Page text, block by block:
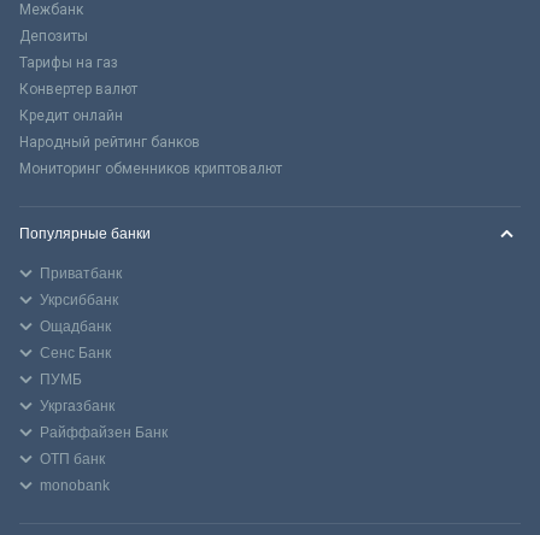
Межбанк
Депозиты
Тарифы на газ
Конвертер валют
Кредит онлайн
Народный рейтинг банков
Мониторинг обменников криптовалют
Популярные банки
Приватбанк
Укрсиббанк
Ощадбанк
Сенс Банк
ПУМБ
Укргазбанк
Райффайзен Банк
ОТП банк
monobank